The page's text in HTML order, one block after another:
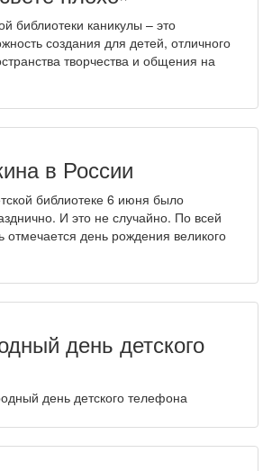
библиотеки каникулы – это
создания для детей, отличного
творчества и общения на
в России
библиотеке 6 июня было
И это не случайно. По всей
отмечается день рождения великого
день детского
день детского телефона